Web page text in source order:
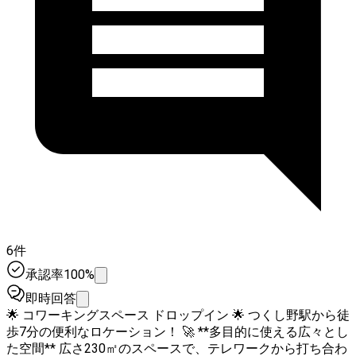
6件
承認率100%
即時回答
🌟 コワーキングスペース ドロップイン 🌟 つくし野駅から徒
歩7分の便利なロケーション！ 🚀 **多目的に使える広々とし
た空間** 広さ230㎡のスペースで、テレワークから打ち合わ